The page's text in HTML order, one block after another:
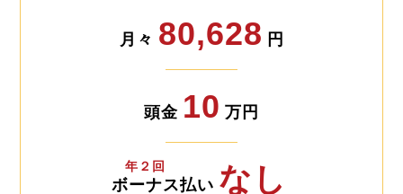
月々 80,628 円
頭金 10 万円
年２回
ボーナス払い なし